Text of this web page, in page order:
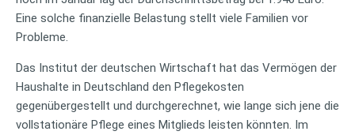
Eine solche finanzielle Belastung stellt viele Familien vor
Probleme.
Das Institut der deutschen Wirtschaft hat das Vermögen der
Haushalte in Deutschland den Pflegekosten
gegenübergestellt und durchgerechnet, wie lange sich jene die
vollstationäre Pflege eines Mitglieds leisten könnten. Im